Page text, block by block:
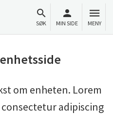
SØK MIN SIDE MENY
om enheten. Lorem
adipiscing